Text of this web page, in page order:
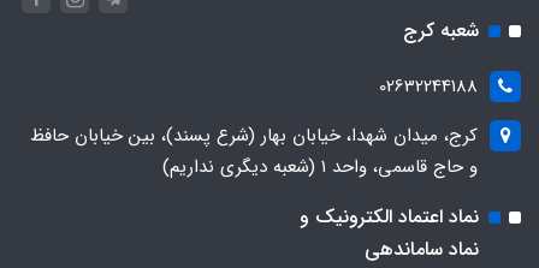
شعبه کرج
02632244188
کرج، میدان شهدا، خیابان بهار (شرع پسند)، بین خیابان حافظ
و حاج قاسمی، واحد ۱ (شعبه دیگری نداریم)
نماد اعتماد الکترونیک و
نماد ساماندهی